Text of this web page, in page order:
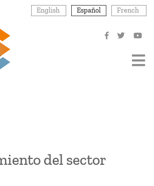
English Español French
del sector